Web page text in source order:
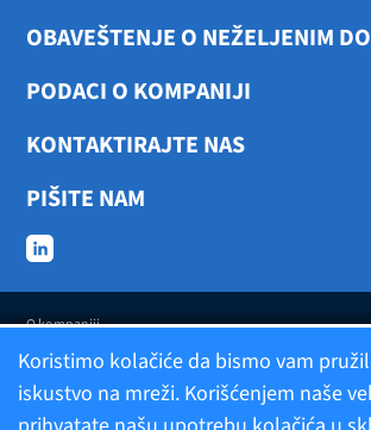
OBAVEŠTENJE O NEŽELJENIM
PODACI O KOMPANIJI
KONTAKTIRAJTE NAS
PIŠITE NAM
O kompaniji
Politika privatnosti
Koristimo kolačiće da bismo vam
iskustvo na mreži. Korišćenjem naše